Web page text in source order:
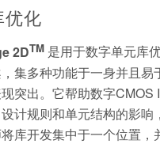
优化
2DTM是用于数字单元库
集多种功能于一身并且易
突出。它帮助数字CMOS
计规则和单元结构的影响
库开发集中于一个位置，